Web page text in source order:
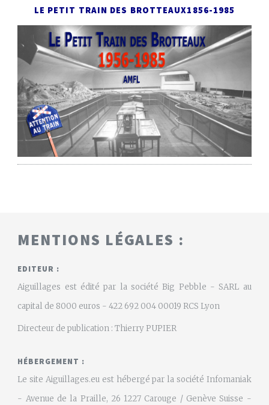
LE PETIT TRAIN DES BROTTEAUX1856-1985
MENTIONS LÉGALES :
EDITEUR :
Aiguillages est édité par la société Big Pebble - SARL au
capital de 8000 euros - 422 692 004 00019 RCS Lyon
Directeur de publication : Thierry PUPIER
HÉBERGEMENT :
Le site Aiguillages.eu est hébergé par la société Infomaniak
- Avenue de la Praille, 26 1227 Carouge / Genève Suisse -